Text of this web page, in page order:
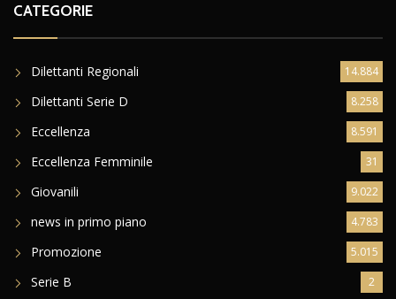
CATEGORIE
Dilettanti Regionali 14.884
Dilettanti Serie D 8.258
Eccellenza 8.591
Eccellenza Femminile 31
Giovanili 9.022
news in primo piano 4.783
Promozione 5.015
Serie B 2